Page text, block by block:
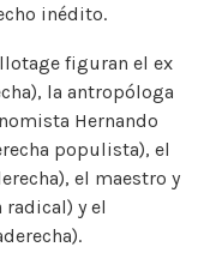
inédito.
figuran el ex
la antropóloga
Hernando
populista), el
el maestro y
y el